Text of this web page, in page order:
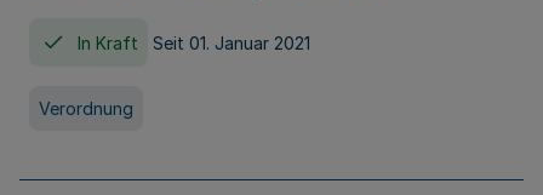
In Kraft Seit 01. Januar 2021
Verordnung